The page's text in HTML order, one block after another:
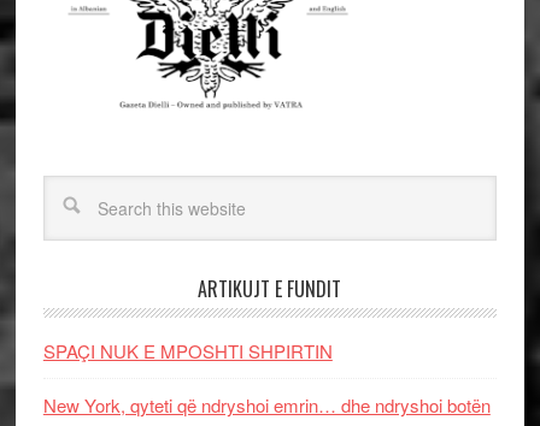
ARTIKUJT E FUNDIT
SPAÇI NUK E MPOSHTI SHPIRTIN
New York, qyteti që ndryshoi emrin… dhe ndryshoi botën